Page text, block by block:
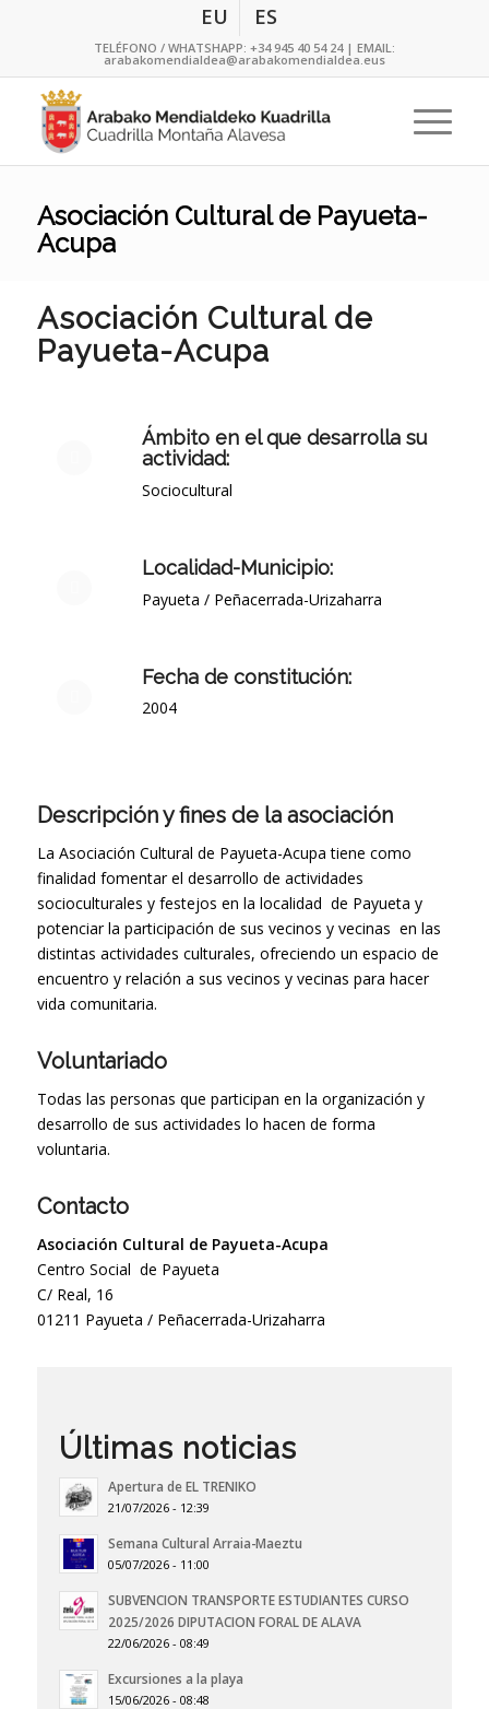
EU ES
TELÉFONO / WHATSHAPP: +34 945 40 54 24| EMAIL:
arabakomendialdea@arabakomendialdea.eus
Asociación Cultural de Payueta-
Acupa
Asociación Cultural de
Payueta-Acupa
Ámbito en el que desarrolla su
actividad:
Sociocultural
Localidad-Municipio:
Payueta / Peñacerrada-Urizaharra
Fecha de constitución:
2004
Descripción y fines de la asociación
La Asociación Cultural de Payueta-Acupa tiene como
finalidad fomentar el desarrollo de actividades
socioculturales y festejos en la localidad de Payueta y
potenciar la participación de sus vecinos y vecinas en las
distintas actividades culturales, ofreciendo un espacio de
encuentro y relación a sus vecinos y vecinas para hacer
vida comunitaria.
Voluntariado
Todas las personas que participan en la organización y
desarrollo de sus actividades lo hacen de forma
voluntaria.
Contacto
Asociación Cultural de Payueta-Acupa
Centro Social de Payueta
C/ Real, 16
01211 Payueta / Peñacerrada-Urizaharra
Últimas noticias
Apertura de EL TRENIKO
21/07/2026 - 12:39
Semana Cultural Arraia-Maeztu
05/07/2026 - 11:00
SUBVENCION TRANSPORTE ESTUDIANTES CURSO
2025/2026 DIPUTACION FORAL DE ALAVA
22/06/2026 - 08:49
Excursiones a la playa
15/06/2026 - 08:48